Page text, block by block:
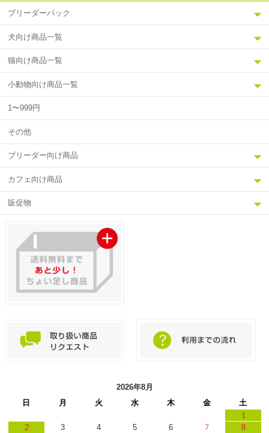
ブリーダーパック
犬向け商品一覧
猫向け商品一覧
小動物向け商品一覧
1〜999円
その他
ブリーダー向け商品
カフェ向け商品
販促物
2026年8月
日
月 火 水 木 金
土
1
2
3 4 5 6 7
8